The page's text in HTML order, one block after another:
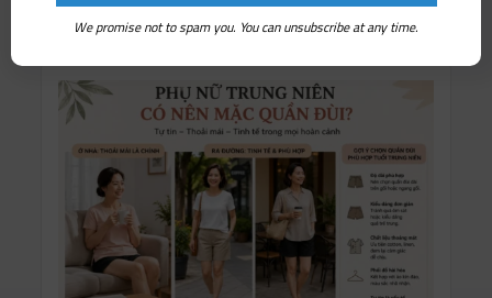
We promise not to spam you. You can unsubscribe at any time.